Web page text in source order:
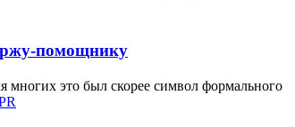
помощнику
многих это был скорее символ формального